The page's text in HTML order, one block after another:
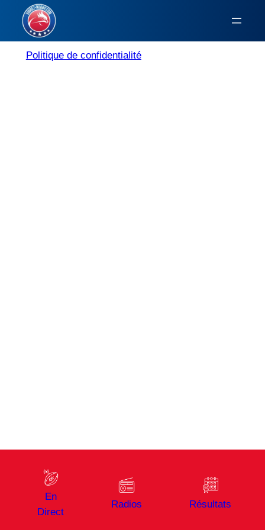
Aller
contenu
Programme TV
Politique de confidentialité
En
Direct
Radios Résultats